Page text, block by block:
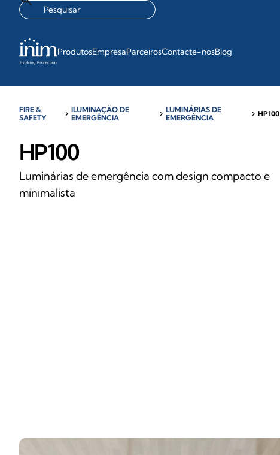
ProdutosEmpresaParceirosContacte-nosBlog
FIRE &
SAFETY
chevron_rightILUMINAÇÃO DE
EMERGÊNCIA
chevron_right LUMINÁRIAS DE
EMERGÊNCIA
chevron_rightHP100
HP100
Luminárias de emergência com design compacto e
minimalista